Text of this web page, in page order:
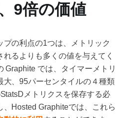
9倍の価値
プの利点の1つは、メトリック
るよりも多くの値を与えてく
Graphite では、タイマーメトリ
大、95パーセンタイルの４種類
メトリクスを保存する必
、Hosted Graphiteでは、これら